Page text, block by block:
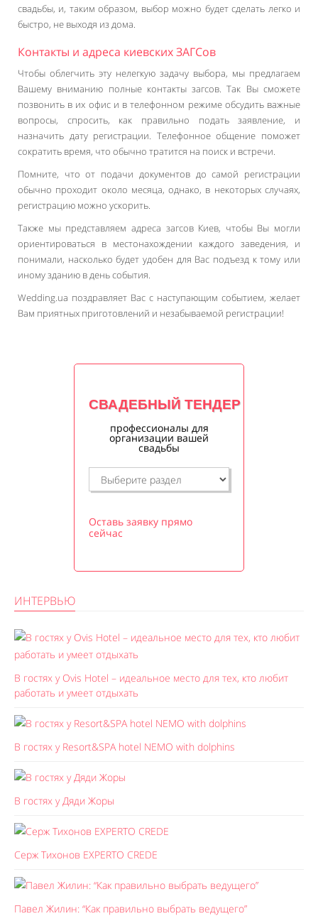
свадьбы, и, таким образом, выбор можно будет сделать легко и
быстро, не выходя из дома.
Контакты и адреса киевских ЗАГСов
Чтобы облегчить эту нелегкую задачу выбора, мы предлагаем
Вашему вниманию полные контакты загсов. Так Вы сможете
позвонить в их офис и в телефонном режиме обсудить важные
вопросы, спросить, как правильно подать заявление, и
назначить дату регистрации. Телефонное общение поможет
сократить время, что обычно тратится на поиск и встречи.
Помните, что от подачи документов до самой регистрации
обычно проходит около месяца, однако, в некоторых случаях,
регистрацию можно ускорить.
Также мы представляем адреса загсов Киев, чтобы Вы могли
ориентироваться в местонахождении каждого заведения, и
понимали, насколько будет удобен для Вас подъезд к тому или
иному зданию в день события.
Wedding.ua поздравляет Вас с наступающим событием, желает
Вам приятных приготовлений и незабываемой регистрации!
СВАДЕБНЫЙ ТЕНДЕР
профессионалы для
организации вашей
свадьбы
Оставь заявку прямо
сейчас
ИНТЕРВЬЮ
В гостях у Ovis Hotel – идеальное место для тех, кто любит
работать и умеет отдыхать
В гостях у Resort&SPA hotel NEMO with dolphins
В гостях у Дяди Жоры
Серж Тихонов EXPERTO CREDE
Павел Жилин: “Как правильно выбрать ведущего”